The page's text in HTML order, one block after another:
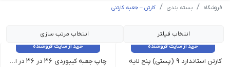
فروشگاه بسته بندی کارتن – جعبه کارتنی
انتخاب فیلتر انتخاب مرتب سازی
خرید از سایت فروشنده
کارتن استاندارد 9 (پستی) پنج لایه
خرید از سایت فروشنده
چاپ جعبه کیبوردی 36 در 36 در ارتفاع 8سانت
چاپ جعبه کیبوردی یکی از کاربردی‌ ترین جعبه های بسته